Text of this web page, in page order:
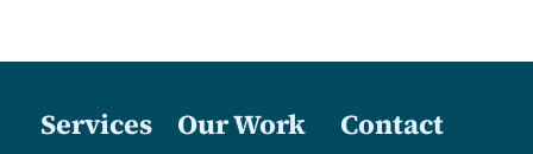
Services Our Work Contact